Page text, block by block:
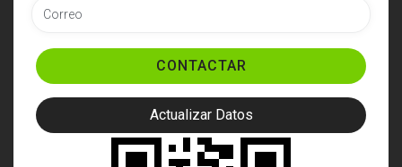
CONTACTAR
Actualizar Datos